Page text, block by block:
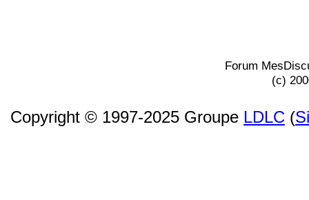
Forum
(c)
Copyright © 1997-2025 Groupe LDLC (